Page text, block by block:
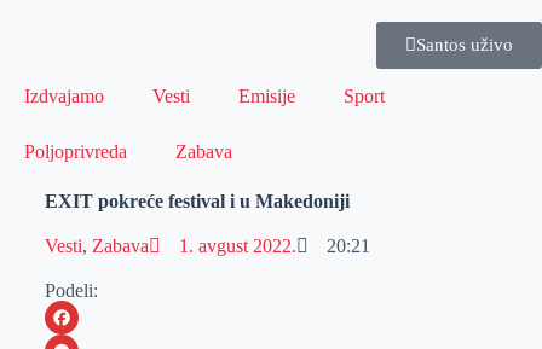
Santos uživo
Izdvajamo Vesti Emisije Sport
Poljoprivreda Zabava
EXIT pokreće festival i u Makedoniji
Vesti, Zabava 1. avgust 2022. 20:21
Podeli: